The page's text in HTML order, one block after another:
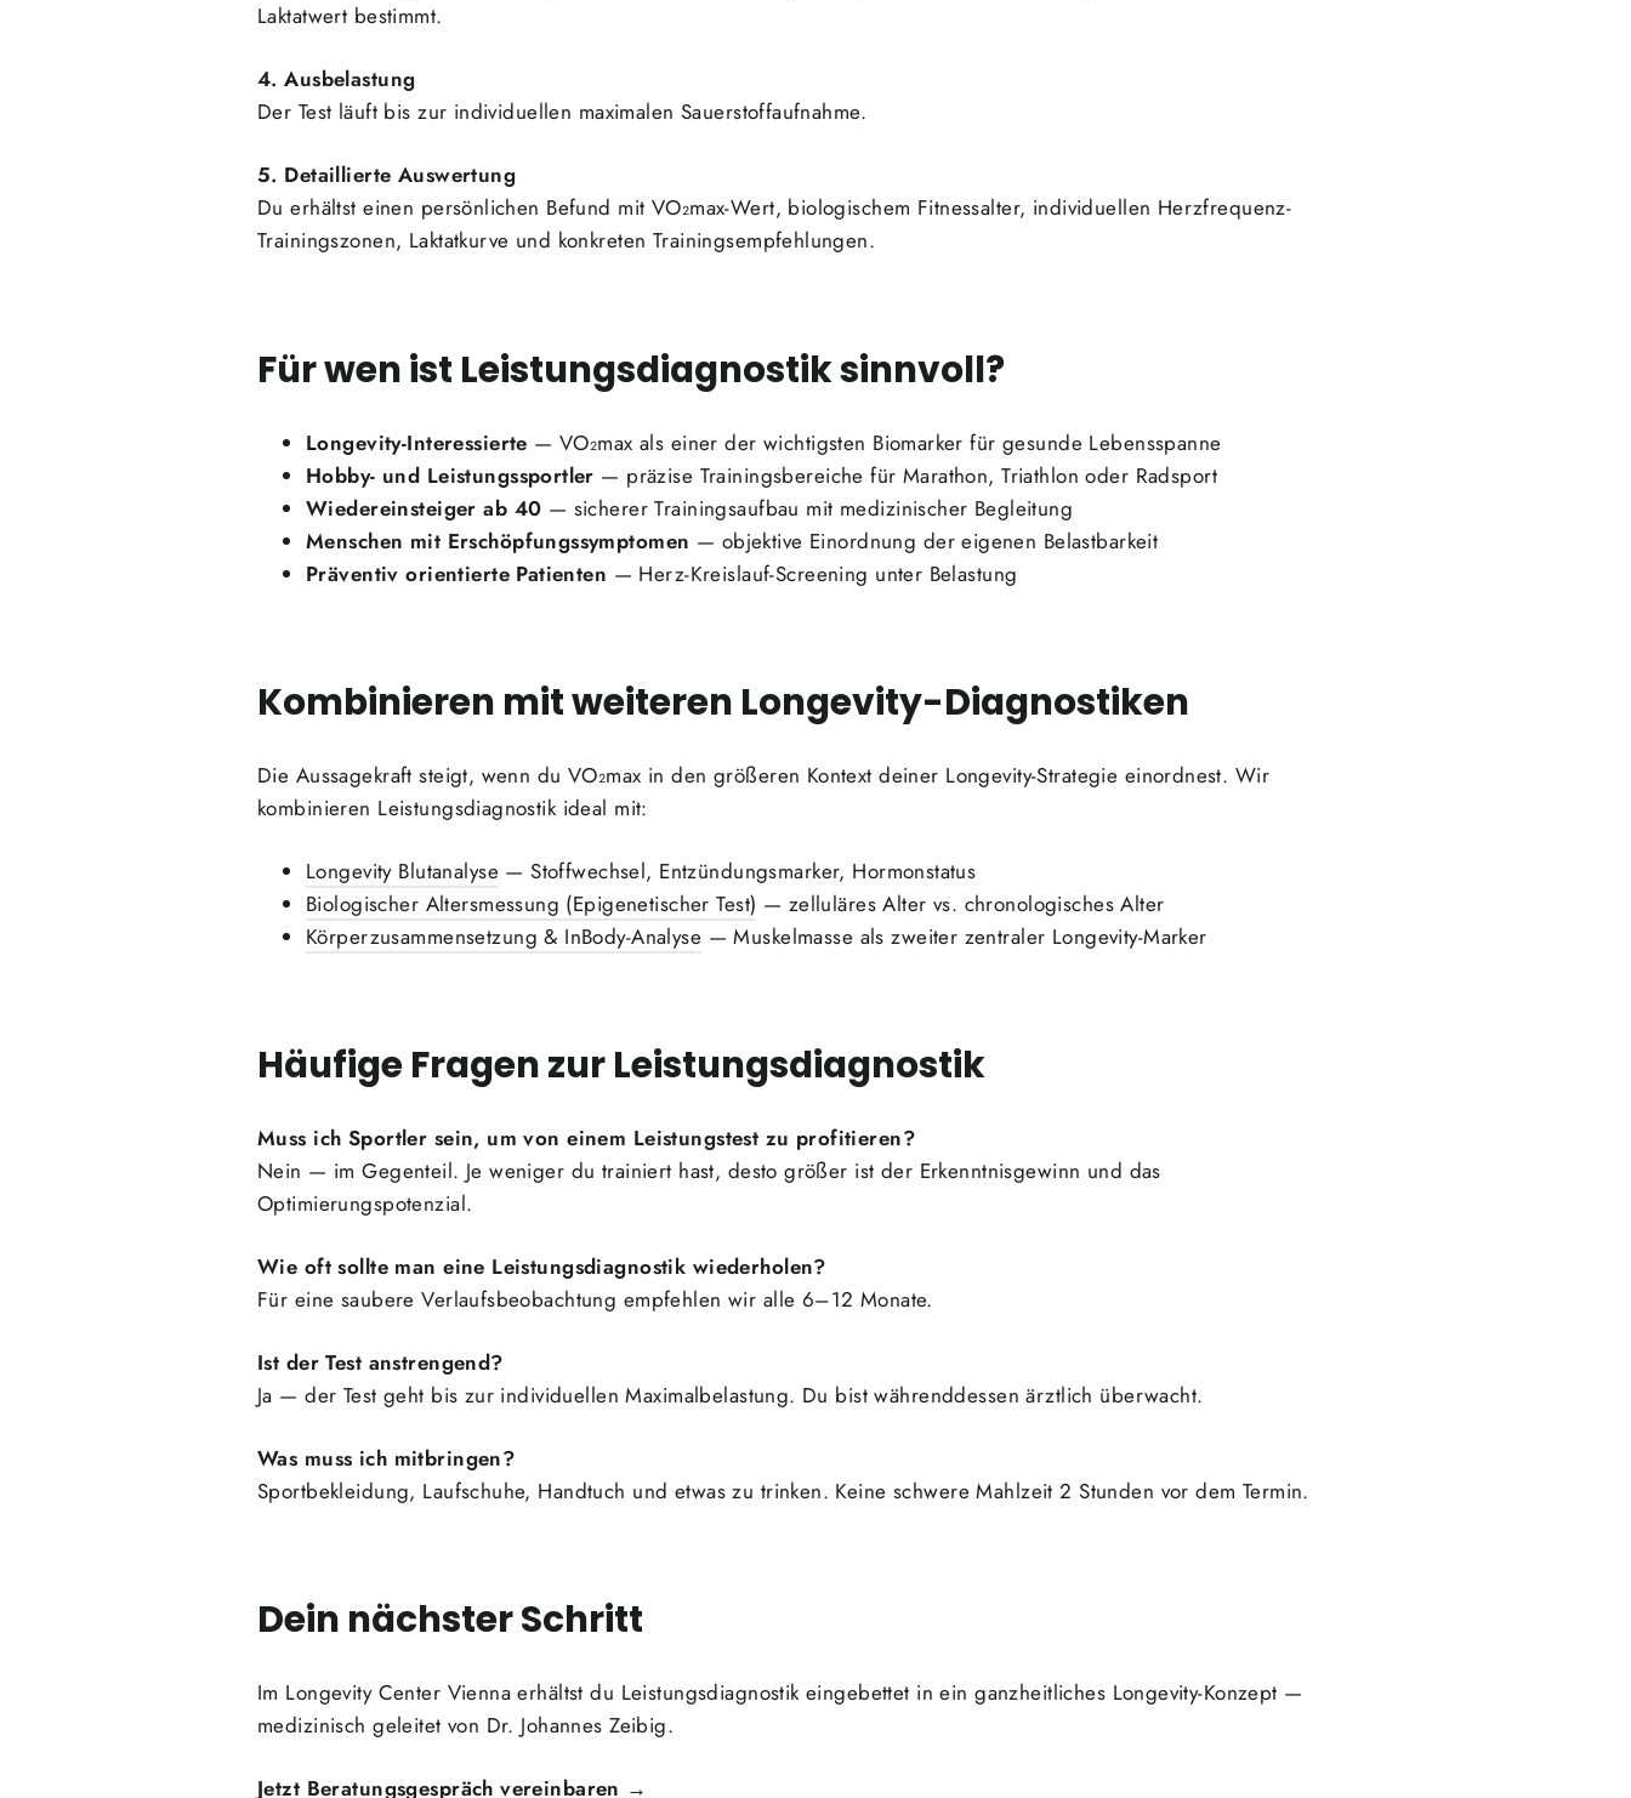
Laktatwert bestimmt.
4. Ausbelastung
Der Test läuft bis zur individuellen maximalen Sauerstoffaufnahme.
5. Detaillierte Auswertung
Du erhältst einen persönlichen Befund mit VO₂max-Wert, biologischem Fitnessalter, individuellen Herzfrequenz-
Trainingszonen, Laktatkurve und konkreten Trainingsempfehlungen.
Für wen ist Leistungsdiagnostik sinnvoll?
Longevity-Interessierte — VO₂max als einer der wichtigsten Biomarker für gesunde Lebensspanne
Hobby- und Leistungssportler — präzise Trainingsbereiche für Marathon, Triathlon oder Radsport
Wiedereinsteiger ab 40 — sicherer Trainingsaufbau mit medizinischer Begleitung
Menschen mit Erschöpfungssymptomen — objektive Einordnung der eigenen Belastbarkeit
Präventiv orientierte Patienten — Herz-Kreislauf-Screening unter Belastung
Kombinieren mit weiteren Longevity-Diagnostiken
Die Aussagekraft steigt, wenn du VO₂max in den größeren Kontext deiner Longevity-Strategie einordnest. Wir
kombinieren Leistungsdiagnostik ideal mit:
Longevity Blutanalyse— Stoffwechsel, Entzündungsmarker, Hormonstatus
Biologischer Altersmessung (Epigenetischer Test) — zelluläres Alter vs. chronologisches Alter
Körperzusammensetzung & InBody-Analyse — Muskelmasse als zweiter zentraler Longevity-Marker
Häufige Fragen zur Leistungsdiagnostik
Muss ich Sportler sein, um von einem Leistungstest zu profitieren?
Nein — im Gegenteil. Je weniger du trainiert hast, desto größer ist der Erkenntnisgewinn und das
Optimierungspotenzial.
Wie oft sollte man eine Leistungsdiagnostik wiederholen?
Für eine saubere Verlaufsbeobachtung empfehlen wir alle 6–12 Monate.
Ist der Test anstrengend?
Ja — der Test geht bis zur individuellen Maximalbelastung. Du bist währenddessen ärztlich überwacht.
Was muss ich mitbringen?
Sportbekleidung, Laufschuhe, Handtuch und etwas zu trinken. Keine schwere Mahlzeit 2 Stunden vor dem Termin.
Dein nächster Schritt
Im Longevity Center Vienna erhältst du Leistungsdiagnostik eingebettet in ein ganzheitliches Longevity-Konzept —
medizinisch geleitet von Dr. Johannes Zeibig.
Jetzt Beratungsgespräch vereinbaren →